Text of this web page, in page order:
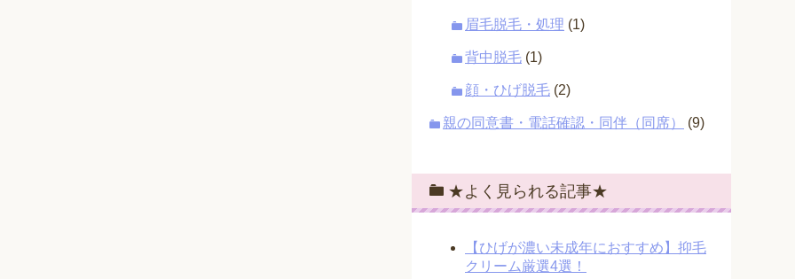
眉毛脱毛・処理 (1)
背中脱毛 (1)
顔・ひげ脱毛 (2)
親の同意書・電話確認・同伴（同席） (9)
★よく見られる記事★
【ひげが濃い未成年におすすめ】抑毛
クリーム厳選4選！